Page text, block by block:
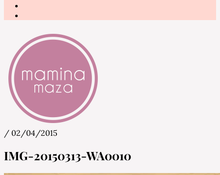
Mamina Maza
/ 02/04/2015
IMG-20150313-WA0010